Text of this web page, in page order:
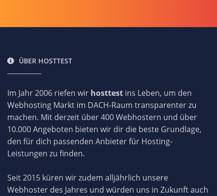
ÜBER HOSTTEST
Im Jahr 2006 riefen wir hosttest ins Leben, um den
Webhosting Markt im DACH-Raum transparenter zu
machen. Mit derzeit über 400 Webhostern und über
10.000 Angeboten bieten wir dir die beste Grundlage,
den für dich passenden Anbieter für Hosting-
Leistungen zu finden.
Seit 2015 küren wir zudem alljährlich unsere
Webhoster des Jahres und würden uns in Zukunft auch